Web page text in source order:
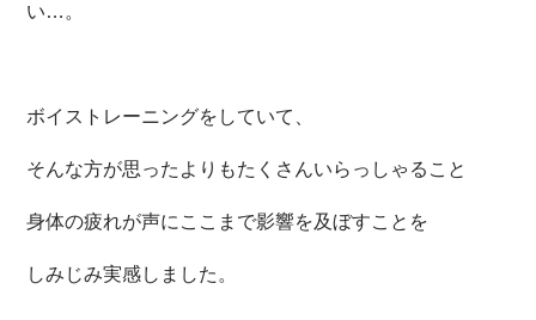
い…。
ボイストレーニングをしていて、
そんな方が思ったよりもたくさんいらっしゃること
身体の疲れが声にここまで影響を及ぼすことを
しみじみ実感しました。